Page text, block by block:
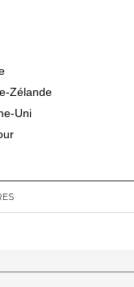
Zélande
Uni